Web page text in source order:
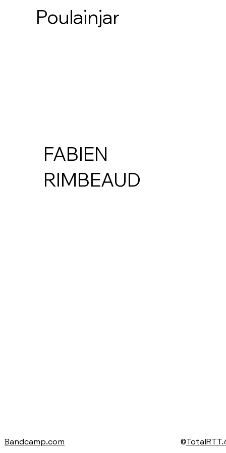
Poulainjar
FABIEN
RIMBEAUD
Bandcamp.com ©